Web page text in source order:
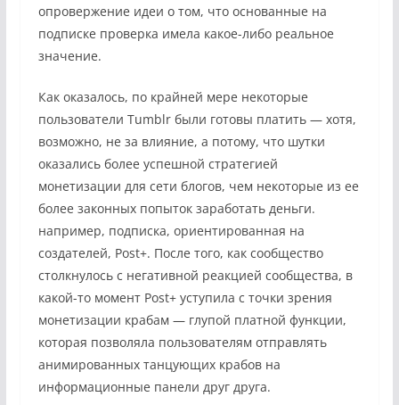
опровержение идеи о том, что основанные на
подписке проверка имела какое-либо реальное
значение.
Как оказалось, по крайней мере некоторые
пользователи Tumblr были готовы платить — хотя,
возможно, не за влияние, а потому, что шутки
оказались более успешной стратегией
монетизации для сети блогов, чем некоторые из ее
более законных попыток заработать деньги.
например, подписка, ориентированная на
создателей, Post+. После того, как сообщество
столкнулось с негативной реакцией сообщества, в
какой-то момент Post+ уступила с точки зрения
монетизации крабам — глупой платной функции,
которая позволяла пользователям отправлять
анимированных танцующих крабов на
информационные панели друг друга.